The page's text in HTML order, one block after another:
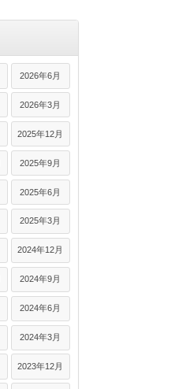
2026年6月
2026年3月
2025年12月
2025年9月
2025年6月
2025年3月
2024年12月
2024年9月
2024年6月
2024年3月
2023年12月